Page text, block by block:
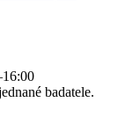
16:00
badatele.